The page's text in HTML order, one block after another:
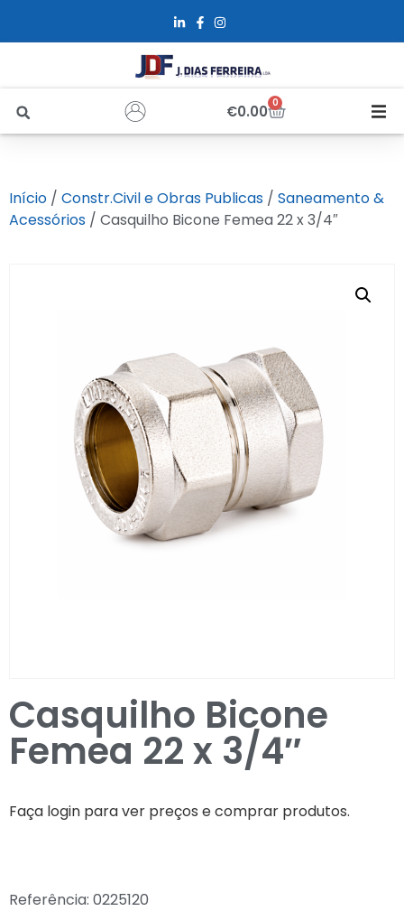
€0.00 0
Sobre Nós
Contactos
Entrar / Registar
Início / Constr.Civil e Obras Publicas / Saneamento &
Acessórios / Casquilho Bicone Femea 22 x 3/4″
Casquilho Bicone
Femea 22 x 3/4″
Faça login para ver preços e comprar produtos.
Referência: 0225120